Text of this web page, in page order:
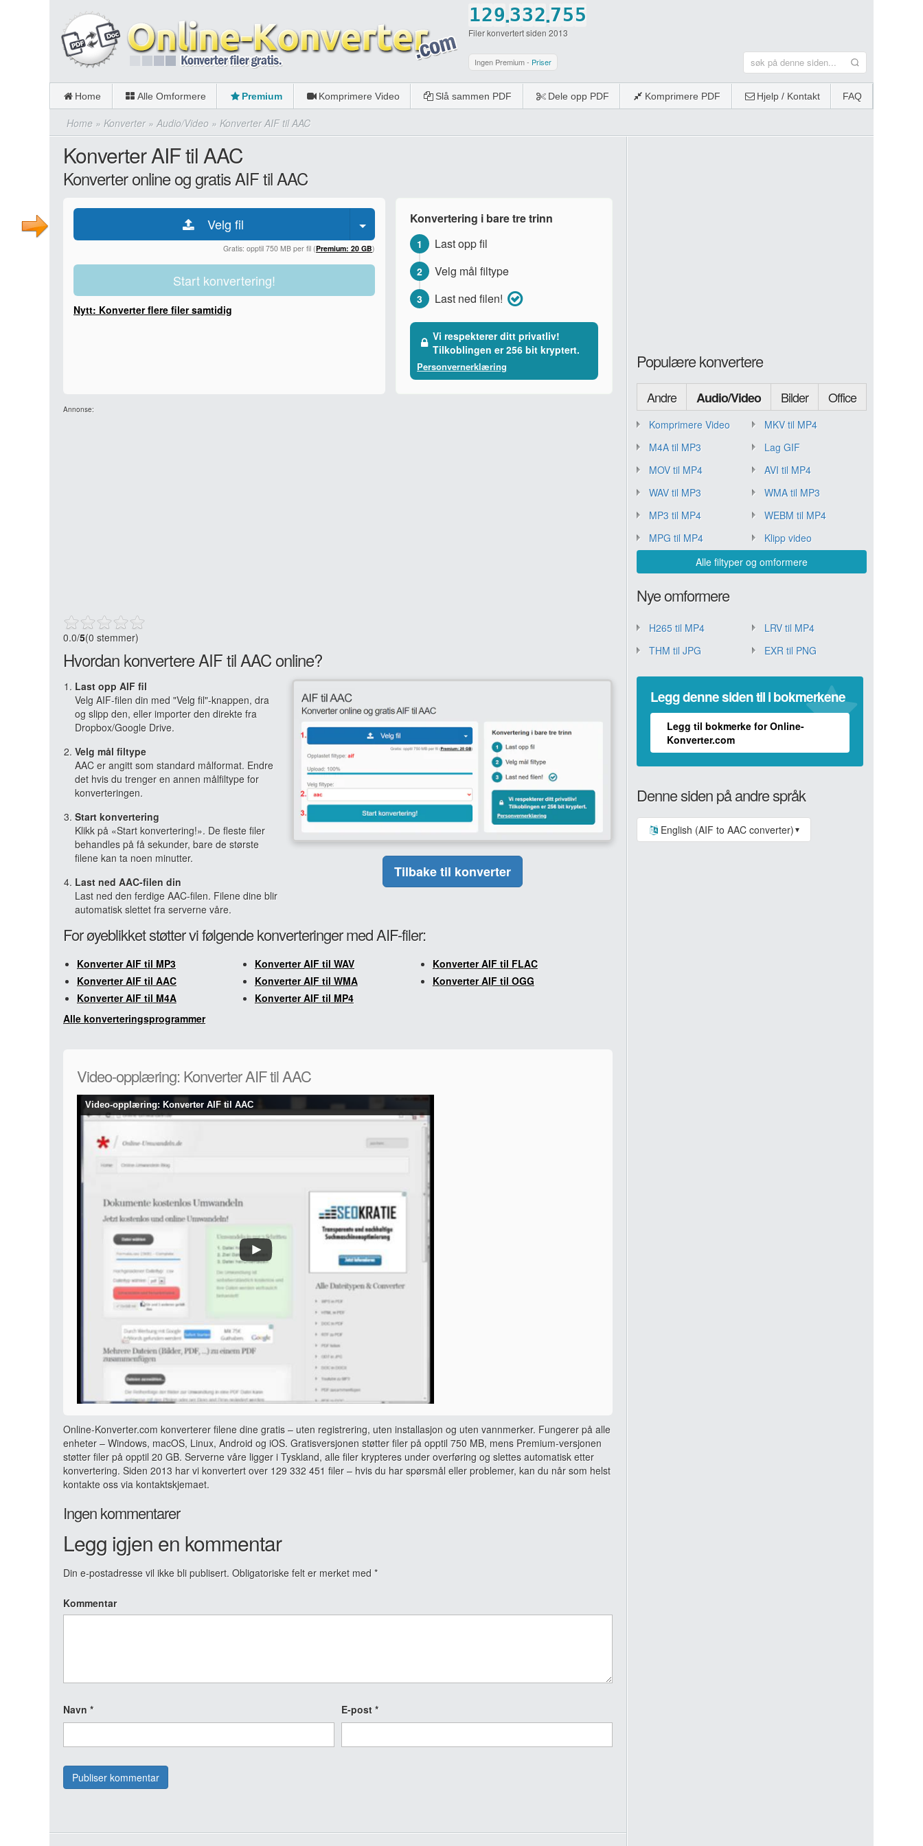
1
2
3
4
5
6
0
2
3
4
5
6
7
9
0
.3
4
5
6
7
8
3
4
5
6
7
8
2
3
4
5
6
7
.7
8
9
0
5
6
8
9
0
5
8
9
0
Filer konvertert siden 2013
Ingen Premium - Priser
Home Alle Omformere Premium Komprimere Video Slå sammen PDF Dele opp PDF Komprimere PDF Hjelp / Kontakt FAQ
Home » Konverter» Audio/Video » Konverter AIF til AAC
Konverter AIF til AAC
Konverter online og gratis AIF til AAC
Velg fil
Gratis: opptil 750 MB per fil (Premium: 20 GB)
Start konvertering!
Nytt: Konverter flere filer samtidig
Konvertering i bare tre trinn
1 Last opp fil
2 Velg mål filtype
3 Last ned filen!
Vi respekterer ditt privatliv!
Tilkoblingen er 256 bit kryptert.
Personvernerklæring
Annonse:
0.0/5(0 stemmer)
Hvordan konvertere AIF til AAC online?
Last opp AIF fil
Velg AIF-filen din med "Velg fil"-knappen, dra
og slipp den, eller importer den direkte fra
Dropbox/Google Drive.
Velg mål filtype
AAC er angitt som standard målformat. Endre
det hvis du trenger en annen målfiltype for
konverteringen.
Start konvertering
Klikk på «Start konvertering!». De fleste filer
behandles på få sekunder, bare de største
filene kan ta noen minutter.
Last ned AAC-filen din
Last ned den ferdige AAC-filen. Filene dine blir
automatisk slettet fra serverne våre.
Tilbake til konverter
For øyeblikket støtter vi følgende konverteringer med AIF-filer:
Konverter AIF til MP3 Konverter AIF til WAV
Konverter AIF til FLAC
Konverter AIF til AAC
Konverter AIF til WMA
Konverter AIF til OGG
Konverter AIF til M4A
Konverter AIF til MP4
Alle konverteringsprogrammer
Video-opplæring: Konverter AIF til AAC
Video-opplæring: Konverter AIF til AAC
Online-Konverter.com konverterer filene dine gratis – uten registrering, uten installasjon og uten vannmerker. Fungerer på alle
enheter – Windows, macOS, Linux, Android og iOS. Gratisversjonen støtter filer på opptil 750 MB, mens Premium-versjonen
støtter filer på opptil 20 GB. Serverne våre ligger i Tyskland, alle filer krypteres under overføring og slettes automatisk etter
konvertering. Siden 2013 har vi konvertert over 129 332 451 filer – hvis du har spørsmål eller problemer, kan du når som helst
kontakte oss via kontaktskjemaet.
Ingen kommentarer
Legg igjen en kommentar
Din e-postadresse vil ikke bli publisert. Obligatoriske felt er merket med *
Kommentar
Navn * E-post *
Populære konvertere
Andre Audio/Video Bilder Office
Komprimere Video
MKV til MP4
M4A til MP3
Lag GIF
MOV til MP4
AVI til MP4
WAV til MP3
WMA til MP3
MP3 til MP4
WEBM til MP4
MPG til MP4
Klipp video
Alle filtyper og omformere
Nye omformere
H265 til MP4
LRV til MP4
THM til JPG
EXR til PNG
Legg denne siden til i bokmerkene
Legg til bokmerke for Online-
Konverter.com
Denne siden på andre språk
English (AIF to AAC converter) ▼